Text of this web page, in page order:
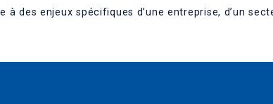
des enjeux spécifiques d’une entreprise, d’un